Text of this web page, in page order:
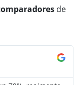
de